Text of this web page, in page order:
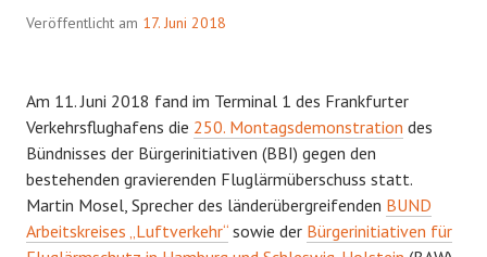
Veröffentlicht am 17. Juni 2018
Am 11. Juni 2018 fand im Terminal 1 des Frankfurter
Verkehrsflughafens die 250. Montagsdemonstration des
Bündnisses der Bürgerinitiativen (BBI) gegen den
bestehenden gravierenden Fluglärmüberschuss statt.
Martin Mosel, Sprecher des länderübergreifenden BUND
Arbeitskreises „Luftverkehr“ sowie der Bürgerinitiativen für